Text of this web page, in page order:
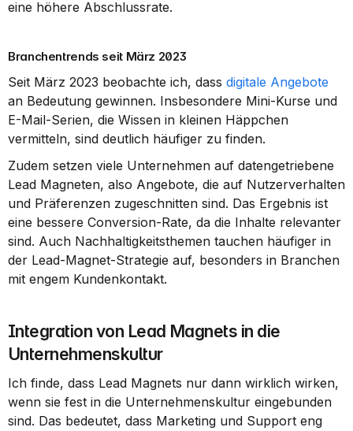
eine höhere Abschlussrate.
Branchentrends seit März 2023
Seit März 2023 beobachte ich, dass digitale Angebote
an Bedeutung gewinnen. Insbesondere Mini-Kurse und
E-Mail-Serien, die Wissen in kleinen Häppchen
vermitteln, sind deutlich häufiger zu finden.
Zudem setzen viele Unternehmen auf datengetriebene
Lead Magneten, also Angebote, die auf Nutzerverhalten
und Präferenzen zugeschnitten sind. Das Ergebnis ist
eine bessere Conversion-Rate, da die Inhalte relevanter
sind. Auch Nachhaltigkeitsthemen tauchen häufiger in
der Lead-Magnet-Strategie auf, besonders in Branchen
mit engem Kundenkontakt.
Integration von Lead Magnets in die
Unternehmenskultur
Ich finde, dass Lead Magnets nur dann wirklich wirken,
wenn sie fest in die Unternehmenskultur eingebunden
sind. Das bedeutet, dass Marketing und Support eng